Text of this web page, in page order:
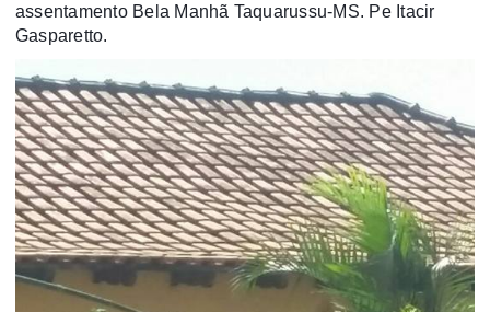
assentamento Bela Manhã Taquarussu-MS. Pe Itacir
Gasparetto.